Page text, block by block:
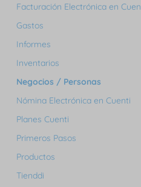
Facturación Electrónica en
Gastos
Informes
Inventarios
Negocios / Personas
Nómina Electrónica en Cuenti
Planes Cuenti
Primeros Pasos
Productos
Tienddi